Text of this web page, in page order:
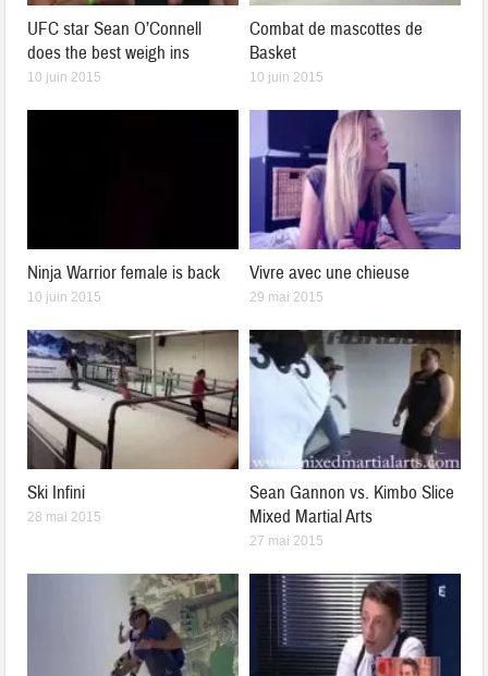
UFC star Sean O’Connell
does the best weigh ins
10 juin 2015
Combat de mascottes de
Basket
10 juin 2015
Ninja Warrior female is back
10 juin 2015
Vivre avec une chieuse
29 mai 2015
Ski Infini
28 mai 2015
Sean Gannon vs. Kimbo Slice
Mixed Martial Arts
27 mai 2015